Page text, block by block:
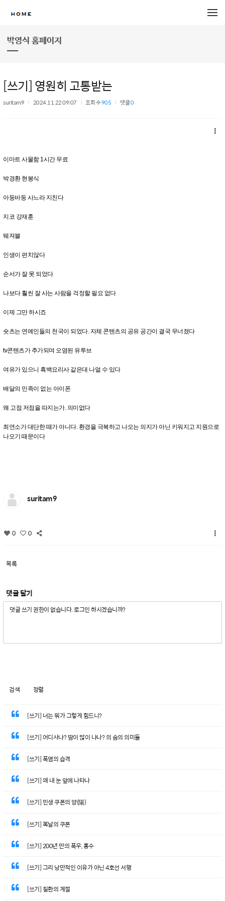
박영식 홈페이지
[쓰기] 영원히 고통받는
suritam9 2024.11.22 09:07 조회 수905 댓글0
이마트 사물함 1시간 무료
박경환 현봉식
아둥바둥 사느라 지친다
지코 강재훈
뒈져블
인생이 편치않다
순서가 잘 못 되었다
나보다 훨씬 잘 사는 사람을 걱정할 필요 없다
이제 그만 하시죠
숏츠는 연예인들의 천국이 되었다. 자체 콘텐츠의 공유 공간이 결국 무너졌다
tv콘텐츠가 추가되며 오염된 유투브
여유가 있으니 흑백요리사 같은대 나얼 수 있다
배달의 민족이 없는 아이폰
왜 고점 저점을 따지는가. 의미없다
최연소가 대단한 때가 아니다. 환경을 극복하고 나오는 의지가 아닌 키워지고 지원으로
나오기 때문이다
suritam9
0 0
목록
댓글 달기
검색 정렬
[쓰기] 너는 뭐가 그렇게 힘드니?
[쓰기] 어디사냐? 땀이 많이 냐나? 의 숨의 의미들
[쓰기] 폭염의 습격
[쓰기] 왜 내 눈 앞에 나타나
[쓰기] 민생 쿠폰의 양(陽)
[쓰기] 복날의 쿠폰
[쓰기] 200년 만의 폭우, 홍수
[쓰기] 그리 낭만적인 이유가 아닌 4호선 서행
[쓰기] 질환의 계절